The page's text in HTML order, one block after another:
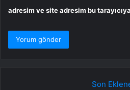
adresim ve site adresim bu
Son